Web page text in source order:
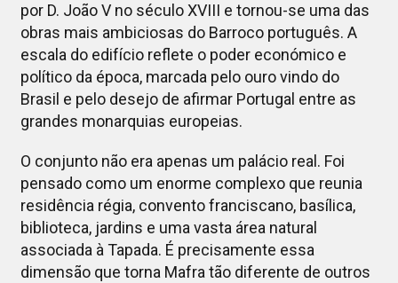
por D. João V no século XVIII e tornou-se uma das
obras mais ambiciosas do Barroco português. A
escala do edifício reflete o poder económico e
político da época, marcada pelo ouro vindo do
Brasil e pelo desejo de afirmar Portugal entre as
grandes monarquias europeias.
O conjunto não era apenas um palácio real. Foi
pensado como um enorme complexo que reunia
residência régia, convento franciscano, basílica,
biblioteca, jardins e uma vasta área natural
associada à Tapada. É precisamente essa
dimensão que torna Mafra tão diferente de outros